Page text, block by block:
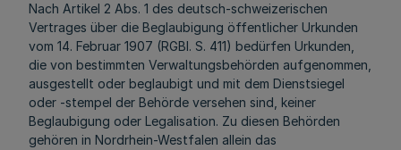
Nach Artikel 2 Abs. 1 des deutsch-schweizerischen
Vertrages über die Beglaubigung öffentlicher Urkunden
vom 14. Februar 1907 (RGBl. S. 411) bedürfen Urkunden,
die von bestimmten Verwaltungsbehörden aufgenommen,
ausgestellt oder beglaubigt und mit dem Dienstsiegel
oder -stempel der Behörde versehen sind, keiner
Beglaubigung oder Legalisation. Zu diesen Behörden
gehören in Nordrhein-Westfalen allein das